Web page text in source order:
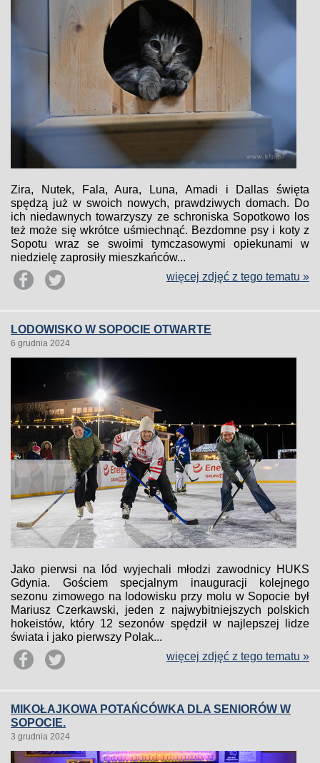
Zira, Nutek, Fala, Aura, Luna, Amadi i Dallas święta
spędzą już w swoich nowych, prawdziwych domach. Do
ich niedawnych towarzyszy ze schroniska Sopotkowo los
też może się wkrótce uśmiechnąć. Bezdomne psy i koty z
Sopotu wraz se swoimi tymczasowymi opiekunami w
niedzielę zaprosiły mieszkańców...
więcej zdjęć z tego tematu »
LODOWISKO W SOPOCIE OTWARTE
6 grudnia 2024
Jako pierwsi na lód wyjechali młodzi zawodnicy HUKS
Gdynia. Gościem specjalnym inauguracji kolejnego
sezonu zimowego na lodowisku przy molu w Sopocie był
Mariusz Czerkawski, jeden z najwybitniejszych polskich
hokeistów, który 12 sezonów spędził w najlepszej lidze
świata i jako pierwszy Polak...
więcej zdjęć z tego tematu »
MIKOŁAJKOWA POTAŃCÓWKA DLA SENIORÓW W
SOPOCIE.
3 grudnia 2024